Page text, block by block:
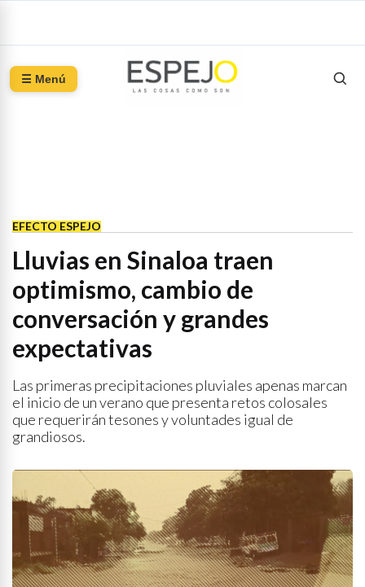
☰ Menú
EFECTO ESPEJO
Lluvias en Sinaloa traen
optimismo, cambio de
conversación y grandes
expectativas
Las primeras precipitaciones pluviales apenas marcan
el inicio de un verano que presenta retos colosales
que requerirán tesones y voluntades igual de
grandiosos.